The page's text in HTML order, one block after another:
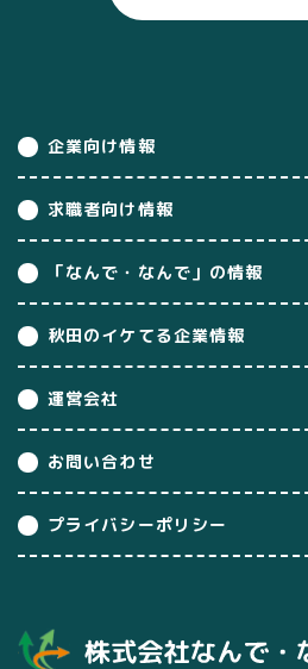
企業向け情報
求職者向け情報
「なんで・なんで」の情報
秋田のイケてる企業情報
運営会社
お問い合わせ
プライバシーポリシー